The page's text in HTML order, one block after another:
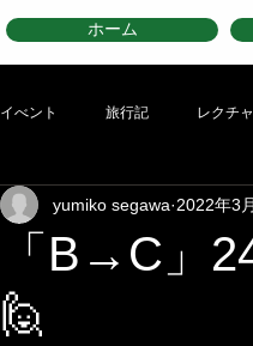
ホーム
イべント 旅行記 レクチ
「B→C」
🙋 あ
yumiko segawa 2022年3